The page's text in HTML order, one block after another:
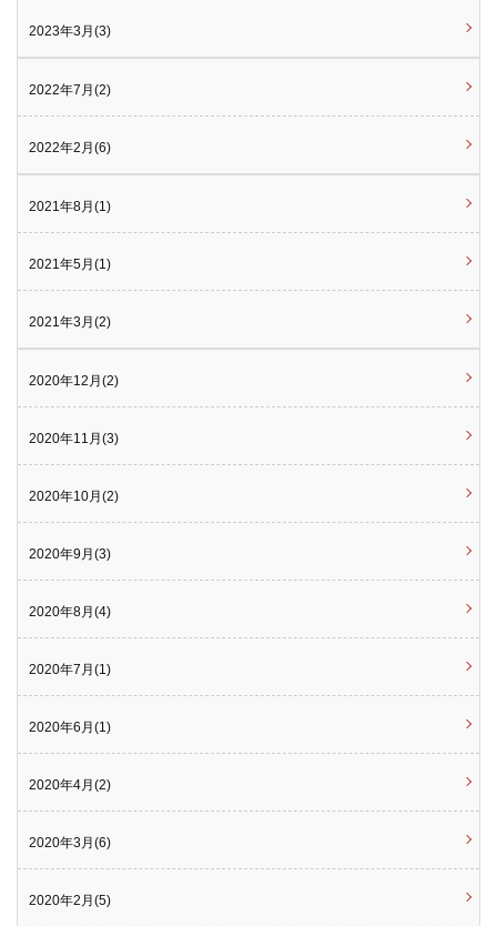
2023年3月(3)
2022年7月(2)
2022年2月(6)
2021年8月(1)
2021年5月(1)
2021年3月(2)
2020年12月(2)
2020年11月(3)
2020年10月(2)
2020年9月(3)
2020年8月(4)
2020年7月(1)
2020年6月(1)
2020年4月(2)
2020年3月(6)
2020年2月(5)